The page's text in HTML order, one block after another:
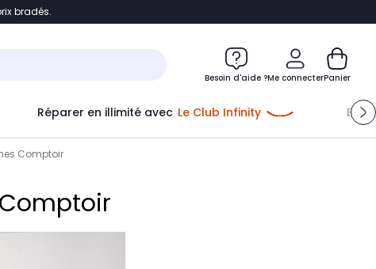
Accéder directement au chatbot
bradés.
Besoin d'aide ?Me connecter
Me connecter
Panier
Réparer en illimité avec Le Club Infinity
Comptoir